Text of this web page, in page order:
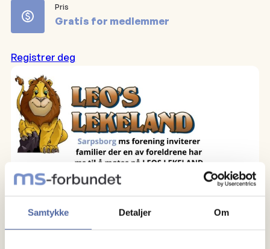
Samtykke Detaljer Om
Pris
Gratis for medlemmer
Registrer deg